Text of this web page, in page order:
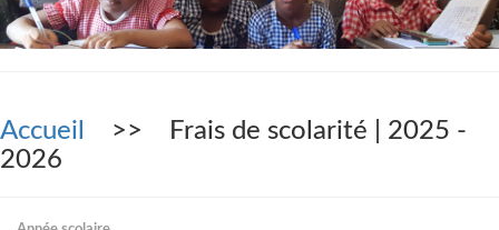
Accueil
>> Frais de scolarité | 2025 -
2026